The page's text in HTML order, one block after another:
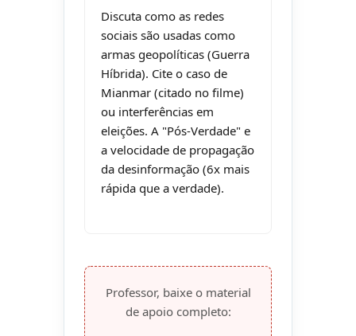
Discuta como as redes
sociais são usadas como
armas geopolíticas (Guerra
Híbrida). Cite o caso de
Mianmar (citado no filme)
ou interferências em
eleições. A "Pós-Verdade" e
a velocidade de propagação
da desinformação (6x mais
rápida que a verdade).
Professor, baixe o material
de apoio completo: